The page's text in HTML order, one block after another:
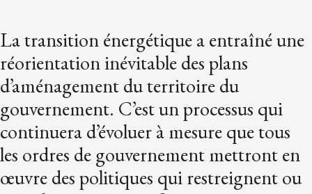
La transition énergétique a entraîné une
réorientation inévitable des plans
d’aménagement du territoire du
gouvernement. C’est un processus qui
continuera d’évoluer à mesure que tous
les ordres de gouvernement mettront en
œuvre des politiques qui restreignent ou